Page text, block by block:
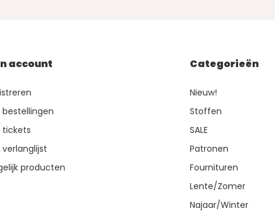
account
bestellingen
tickets
verlanglijst
producten
Categorieën
Nieuw!
Stoffen
SALE
Patronen
Fournituren
Lente/Zomer
Najaar/Winter